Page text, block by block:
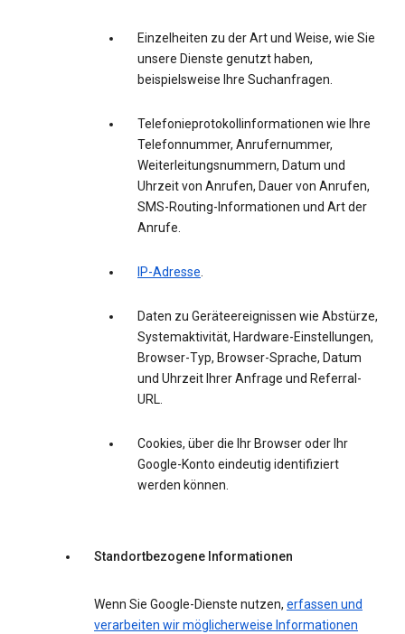
Einzelheiten zu der Art und Weise, wie Sie
unsere Dienste genutzt haben,
beispielsweise Ihre Suchanfragen.
Telefonieprotokollinformationen wie Ihre
Telefonnummer, Anrufernummer,
Weiterleitungsnummern, Datum und
Uhrzeit von Anrufen, Dauer von Anrufen,
SMS-Routing-Informationen und Art der
Anrufe.
IP-Adresse.
Daten zu Geräteereignissen wie Abstürze,
Systemaktivität, Hardware-Einstellungen,
Browser-Typ, Browser-Sprache, Datum
und Uhrzeit Ihrer Anfrage und Referral-
URL.
Cookies, über die Ihr Browser oder Ihr
Google-Konto eindeutig identifiziert
werden können.
Standortbezogene Informationen
Wenn Sie Google-Dienste nutzen, erfassen und
verarbeiten wir möglicherweise Informationen